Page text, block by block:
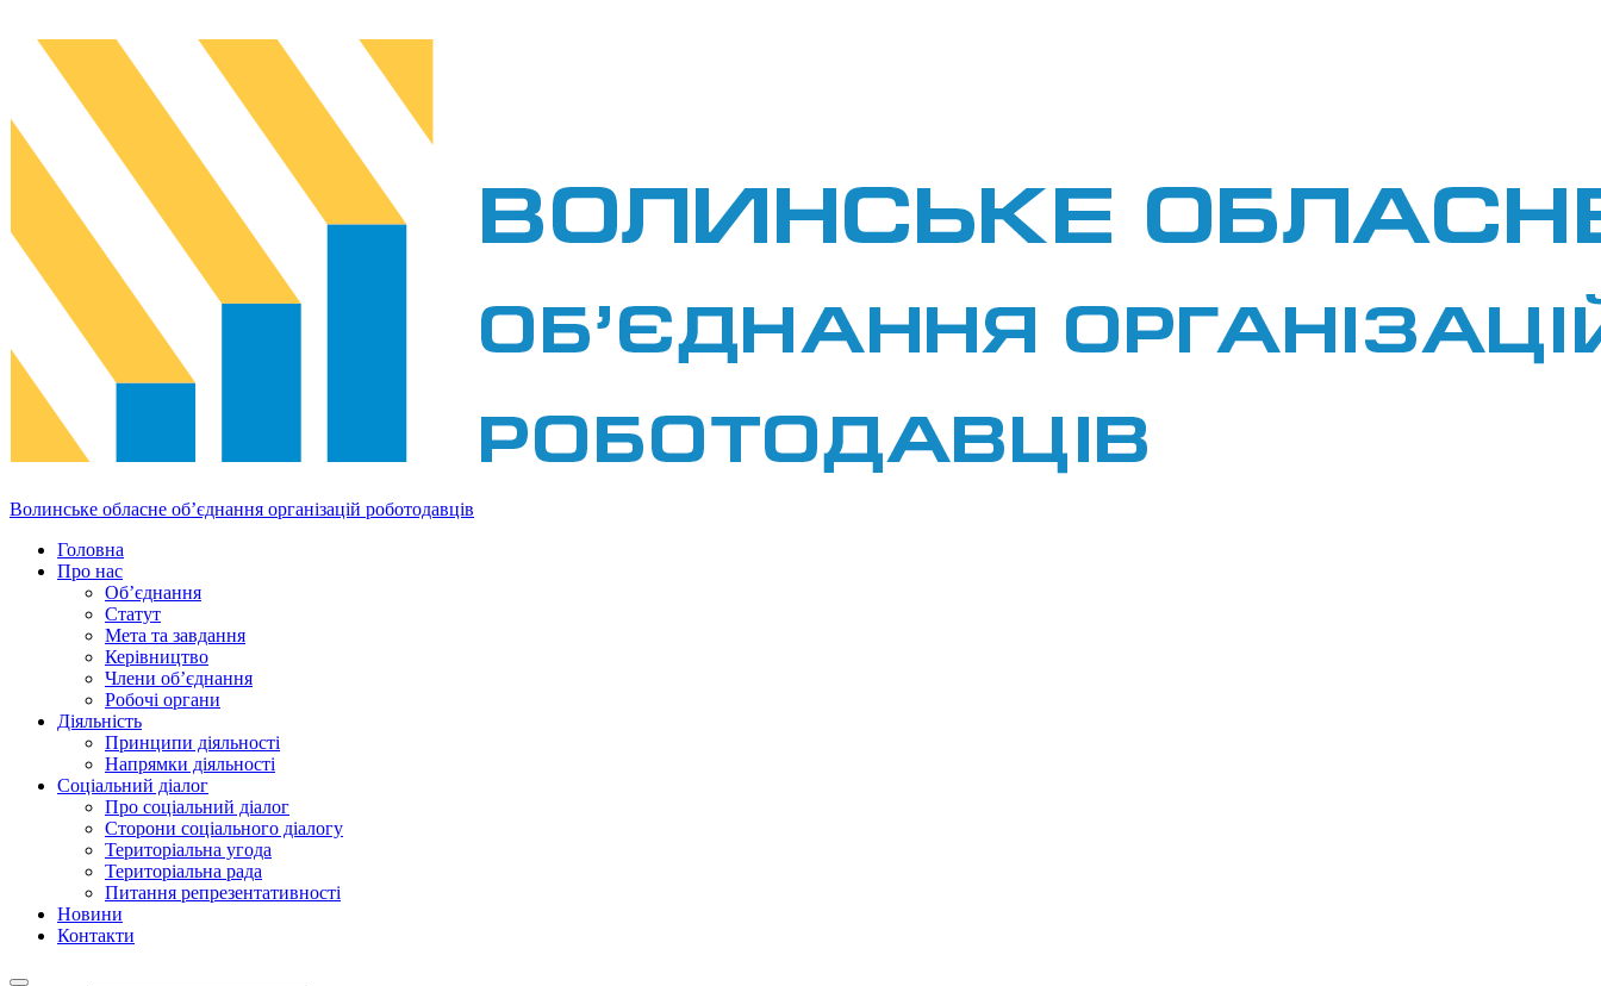
Волинське обласне об’єднання організацій роботодавців
Головна
Про нас
Об’єднання
Статут
Мета та завдання
Керівництво
Члени об’єднання
Робочі органи
Діяльність
Принципи діяльності
Напрямки діяльності
Соціальний діалог
Про соціальний діалог
Сторони соціального діалогу
Територіальна угода
Територіальна рада
Питання репрезентативності
Новини
Контакти